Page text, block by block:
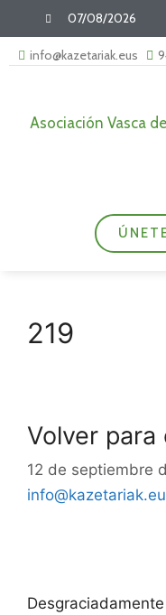
07/08/2026
info@kazetariak.eus
Asociación Vasca
219
Volver
12 de septiembre